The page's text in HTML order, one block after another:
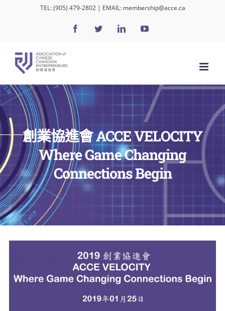
TEL:(905) 479-2802| EMAIL: membership@acce.ca
FacebookTwitterLinkedInYouTube
創業協進會 ACCE VELOCITY
Where Game Changing
Connections Begin
Image